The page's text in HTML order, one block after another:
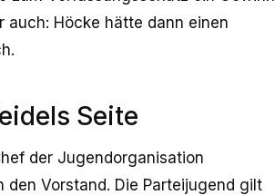
auch: Höcke hätte dann einen
Seite
der Jugendorganisation
den Vorstand. Die Parteijugend gilt